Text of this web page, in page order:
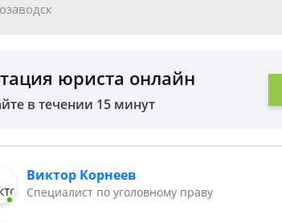
юриста онлайн
в течении 15 минут
Виктор Корнеев
Cпециалист по уголовному праву